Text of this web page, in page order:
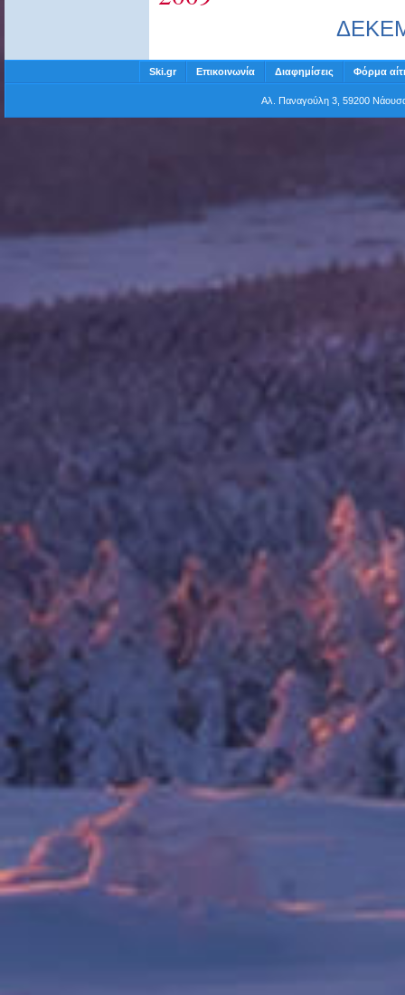
Ski.gr Επικοινωνία Διαφημίσεις Φόρμα
Αλ. Παναγούλη 3, 59200